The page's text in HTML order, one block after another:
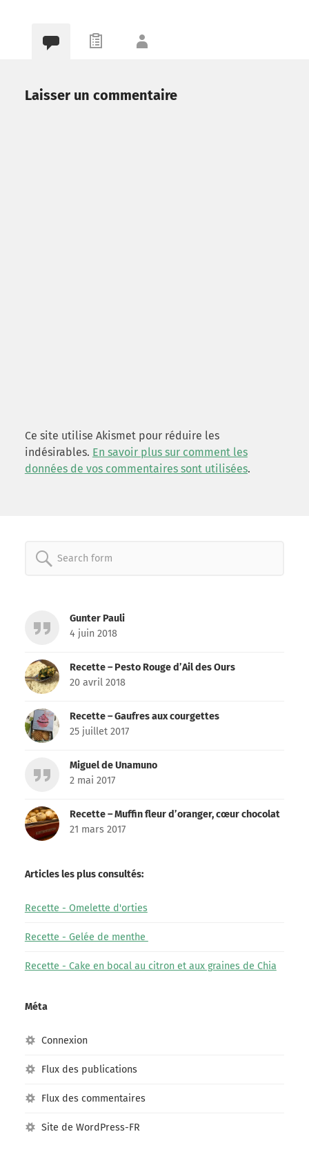
Laisser un commentaire
Ce site utilise Akismet pour réduire les
indésirables. En savoir plus sur comment les
données de vos commentaires sont utilisées.
Search
Gunter Pauli
4 juin 2018
Recette – Pesto Rouge d’Ail des Ours
20 avril 2018
Recette – Gaufres aux courgettes
25 juillet 2017
Miguel de Unamuno
2 mai 2017
Recette – Muffin fleur d’oranger, cœur chocolat
21 mars 2017
Articles les plus consultés:
Recette - Omelette d'orties
Recette - Gelée de menthe
Recette - Cake en bocal au citron et aux graines de Chia
Méta
Connexion
Flux des publications
Flux des commentaires
Site de WordPress-FR